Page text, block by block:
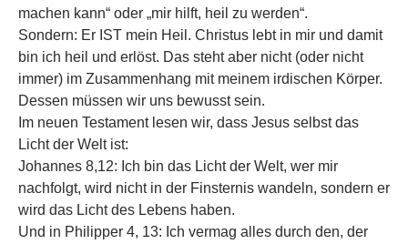
machen kann“ oder „mir hilft, heil zu werden“.
Sondern: Er IST mein Heil. Christus lebt in mir und damit
bin ich heil und erlöst. Das steht aber nicht (oder nicht
immer) im Zusammenhang mit meinem irdischen Körper.
Dessen müssen wir uns bewusst sein.
Im neuen Testament lesen wir, dass Jesus selbst das
Licht der Welt ist:
Johannes 8,12: Ich bin das Licht der Welt, wer mir
nachfolgt, wird nicht in der Finsternis wandeln, sondern er
wird das Licht des Lebens haben.
Und in Philipper 4, 13: Ich vermag alles durch den, der